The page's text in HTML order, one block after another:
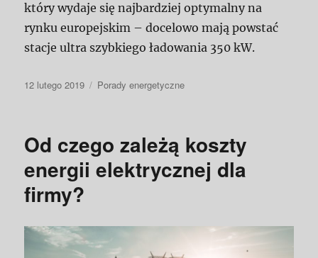
który wydaje się najbardziej optymalny na
rynku europejskim – docelowo mają powstać
stacje ultra szybkiego ładowania 350 kW.
Data
12 lutego 2019 Kategorie
Porady energetyczne
Od czego zależą koszty
energii elektrycznej dla
firmy?